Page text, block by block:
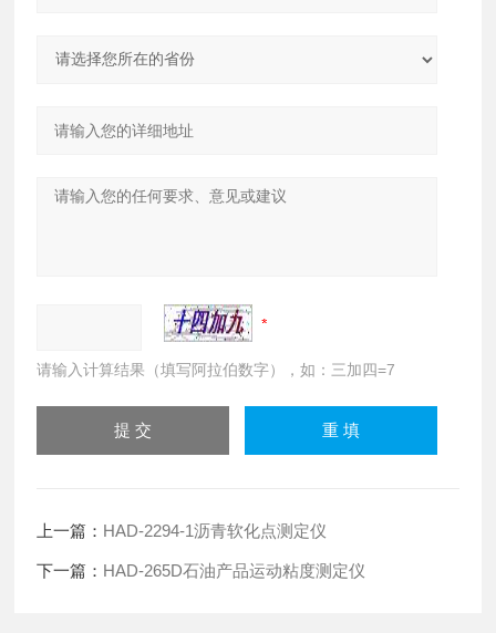
请输入计算结果（填写阿拉伯数字），如：三加四=7
上一篇： HAD-2294-1沥青软化点测定仪
下一篇： HAD-265D石油产品运动粘度测定仪